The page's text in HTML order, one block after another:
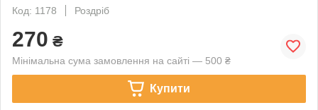
Код: 1178
Роздріб
270 ₴
Мінімальна сума замовлення на сайті — 500 ₴
Купити